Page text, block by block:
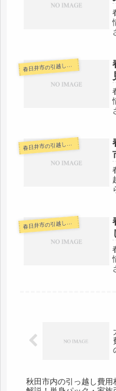
春 日井市の引越し料金・代金相場・見積り情報
春 日井市の引越し料金・代金相場・見積り情報
春日井市の引越し料金・代金相場・見積り情報
秋田市内の引っ越し費用